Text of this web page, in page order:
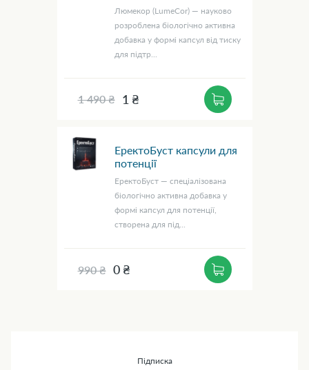
Люмекор (LumeCor) — науково
розроблена біологічно активна
добавка у формі капсул від тиску
для підтр...
1 490 ₴ 1 ₴
ЕректоБуст капсули для
потенції
ЕректоБуст — спеціалізована
біологічно активна добавка у
формі капсул для потенції,
створена для під...
990 ₴ 0 ₴
Підписка